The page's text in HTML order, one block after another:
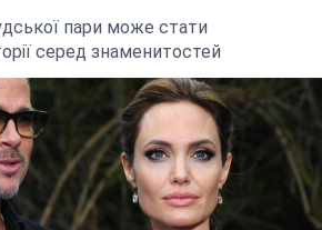
пари може стати
серед знаменитостей